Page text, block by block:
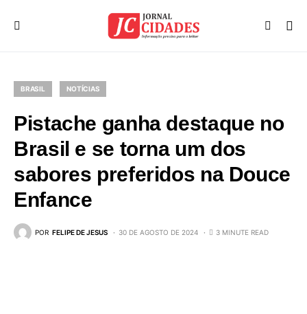
BRASIL NOTÍCIAS
Pistache ganha destaque no
Brasil e se torna um dos
sabores preferidos na Douce
Enfance
POR FELIPE DE JESUS 30 DE AGOSTO DE 2024 3 MINUTE READ